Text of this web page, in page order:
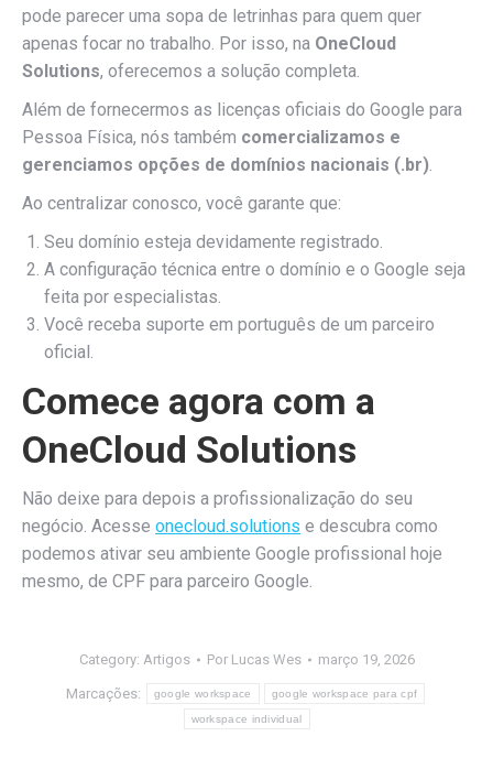
pode parecer uma sopa de letrinhas para quem quer
apenas focar no trabalho. Por isso, na OneCloud
Solutions, oferecemos a solução completa.
Além de fornecermos as licenças oficiais do Google para
Pessoa Física, nós também comercializamos e
gerenciamos opções de domínios nacionais (.br).
Ao centralizar conosco, você garante que:
Seu domínio esteja devidamente registrado.
A configuração técnica entre o domínio e o Google seja
feita por especialistas.
Você receba suporte em português de um parceiro
oficial.
Comece agora com a
OneCloud Solutions
Não deixe para depois a profissionalização do seu
negócio. Acesse onecloud.solutions e descubra como
podemos ativar seu ambiente Google profissional hoje
mesmo, de CPF para parceiro Google.
Category: Artigos Por Lucas Wes março 19, 2026
Marcações: google workspace google workspace para cpf
workspace individual